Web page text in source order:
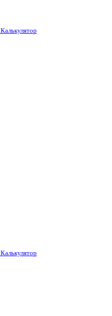
Калькулятор
Калькулятор